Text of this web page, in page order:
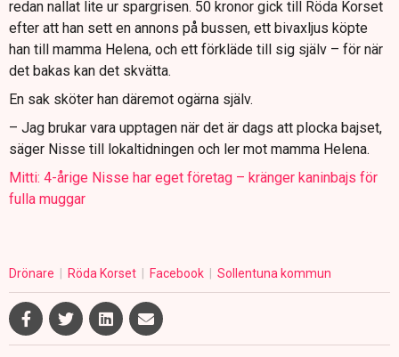
redan nallat lite ur spargrisen. 50 kronor gick till Röda Korset
efter att han sett en annons på bussen, ett bivaxljus köpte
han till mamma Helena, och ett förkläde till sig själv – för när
det bakas kan det skvätta.
En sak sköter han däremot ogärna själv.
– Jag brukar vara upptagen när det är dags att plocka bajset,
säger Nisse till lokaltidningen och ler mot mamma Helena.
Mitti: 4-årige Nisse har eget företag – kränger kaninbajs för
fulla muggar
Drönare Röda Korset Facebook Sollentuna kommun